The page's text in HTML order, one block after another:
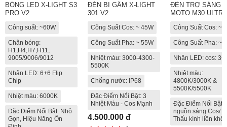
BÓNG LED X-LIGHT S3
PRO V2
Công suất: ~60W
Chân bóng:
H1,H4,H7,H11,
9005/9006/9012
Nhân LED: 6+6 Flip
Chip
Nhiệt màu: 6000K
Đặc Điểm Nổi Bật: Nhỏ
Gọn, Hiệu Năng Ổn
ĐÈN BI GẦM X-LIGHT
301 V2
Công Suất Cos: ~ 45W
Công Suất Pha: ~ 55W
Nhiệt màu: 3000-4300-
5500K
Chống nước: IP68
Đặc Điểm Nổi Bật: 3
Nhiệt Màu - Cos Mạnh
4.500.000 đ
ĐÈN TRỢ SÁNG
MOTO M30
Công Suất Cos:
Công Suất Pha:
Nhân LED: cos:
Nhiệt màu:
4800K/3000K &
5500K/5500K
Đặc Điểm Nổi Bật:
nguồn sáng Cos/
Thấu kính liền khối